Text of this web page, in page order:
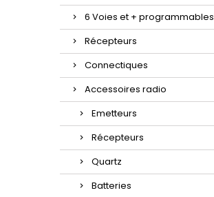
6 Voies et + programmables
Récepteurs
Connectiques
Accessoires radio
Emetteurs
Récepteurs
Quartz
Batteries